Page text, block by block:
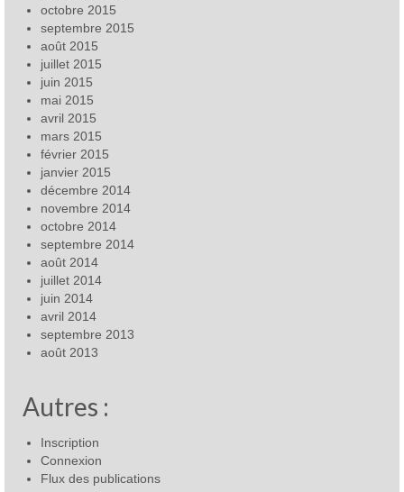
octobre 2015
septembre 2015
août 2015
juillet 2015
juin 2015
mai 2015
avril 2015
mars 2015
février 2015
janvier 2015
décembre 2014
novembre 2014
octobre 2014
septembre 2014
août 2014
juillet 2014
juin 2014
avril 2014
septembre 2013
août 2013
Autres :
Inscription
Connexion
Flux des publications